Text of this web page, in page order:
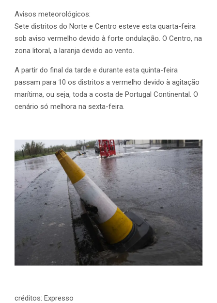
Avisos meteorológicos:
Sete distritos do Norte e Centro esteve esta quarta-feira
sob aviso vermelho devido à forte ondulação. O Centro, na
zona litoral, a laranja devido ao vento.
A partir do final da tarde e durante esta quinta-feira
passam para 10 os distritos a vermelho devido à agitação
marítima, ou seja, toda a costa de Portugal Continental. O
cenário só melhora na sexta-feira.
créditos: Expresso